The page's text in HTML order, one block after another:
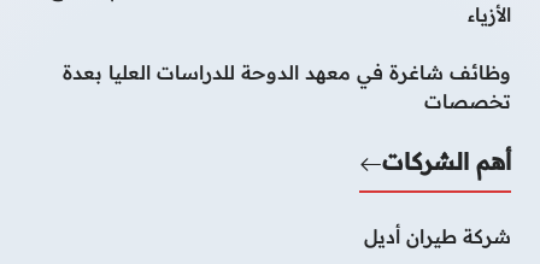
الأزياء
وظائف شاغرة في معهد الدوحة للدراسات العليا بعدة
تخصصات
أهم الشركات
شركة طيران أديل